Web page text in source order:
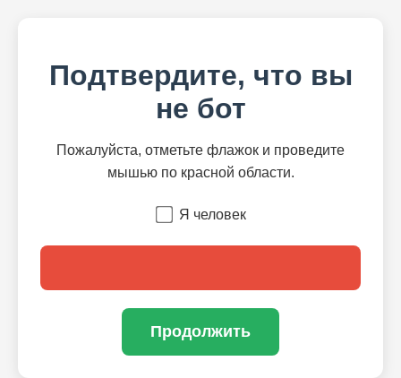
Подтвердите, что вы
не бот
Пожалуйста, отметьте флажок и проведите
мышью по красной области.
Я человек
Продолжить